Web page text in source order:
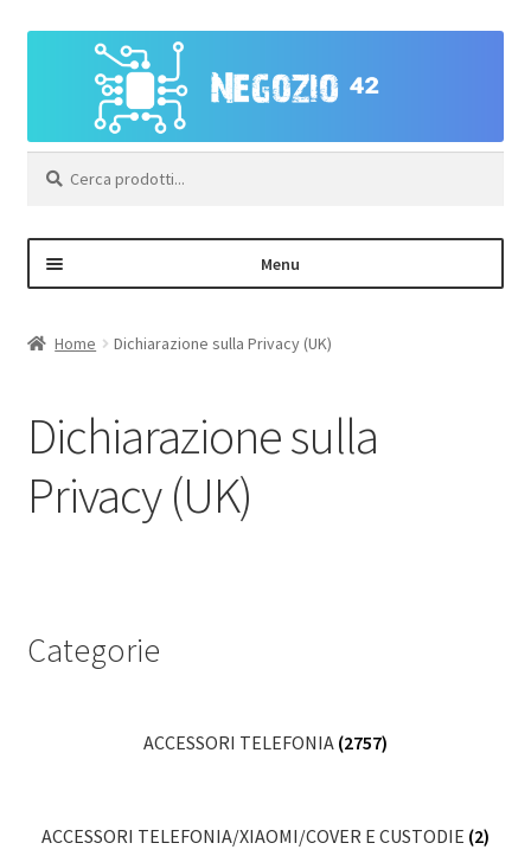
navigazione
contenuto
Menu
Contatti
Home Dichiarazione sulla Privacy (UK)
Dichiarazione sulla
Privacy (UK)
Categorie
ACCESSORI TELEFONIA (2757)
ACCESSORI TELEFONIA/XIAOMI/COVER E CUSTODIE (2)